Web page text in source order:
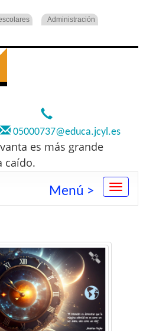
Administración
05000737@educa.jcyl.es
es más grande
caído.
Menú >